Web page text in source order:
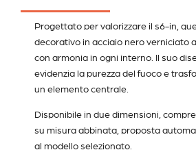
Progettato per valorizzare il s6-in,
decorativo in acciaio nero verniciato
con armonia in ogni interno. Il suo
evidenzia la purezza del fuoco e
un elemento centrale.
Disponibile in due dimensioni,
su misura abbinata, proposta
al modello selezionato.